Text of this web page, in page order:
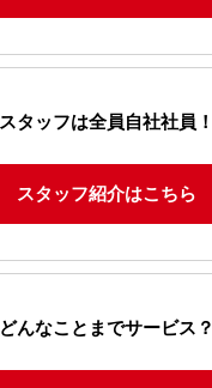
スタッフは全員自社社員！
スタッフ紹介はこちら
どんなことまでサービス？